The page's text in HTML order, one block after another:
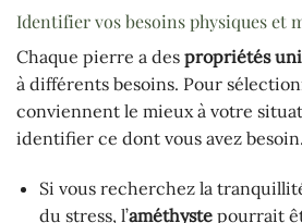
Identifier vos besoins physiques et
Chaque pierre a des propriétés
à différents besoins. Pour
conviennent le mieux à votre
identifier ce dont vous avez
Si vous recherchez la
du stress, l’améthystepourrait